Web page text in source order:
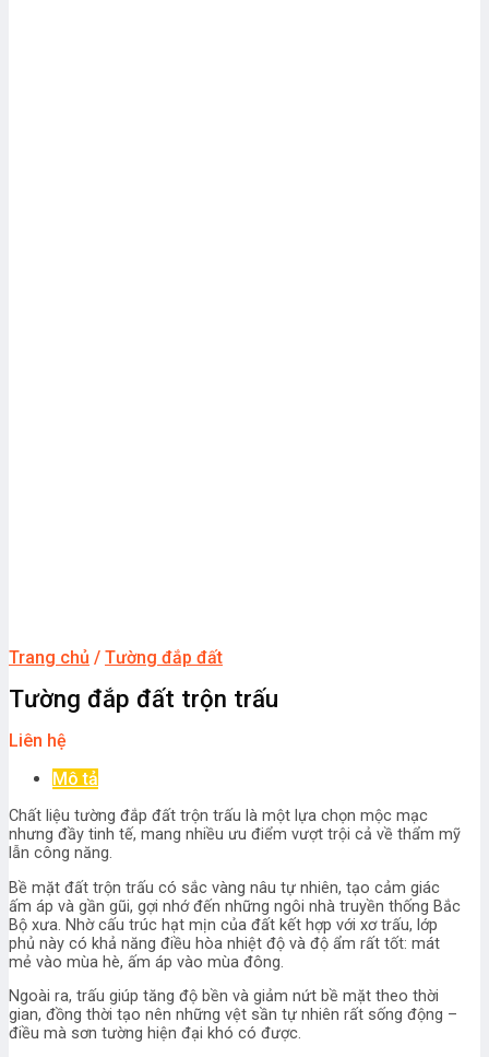
Trang chủ / Tường đắp đất
Tường đắp đất trộn trấu
Liên hệ
Mô tả
Chất liệu tường đắp đất trộn trấu là một lựa chọn mộc mạc
nhưng đầy tinh tế, mang nhiều ưu điểm vượt trội cả về thẩm mỹ
lẫn công năng.
Bề mặt đất trộn trấu có sắc vàng nâu tự nhiên, tạo cảm giác
ấm áp và gần gũi, gợi nhớ đến những ngôi nhà truyền thống Bắc
Bộ xưa. Nhờ cấu trúc hạt mịn của đất kết hợp với xơ trấu, lớp
phủ này có khả năng điều hòa nhiệt độ và độ ẩm rất tốt: mát
mẻ vào mùa hè, ấm áp vào mùa đông.
Ngoài ra, trấu giúp tăng độ bền và giảm nứt bề mặt theo thời
gian, đồng thời tạo nên những vệt sần tự nhiên rất sống động –
điều mà sơn tường hiện đại khó có được.